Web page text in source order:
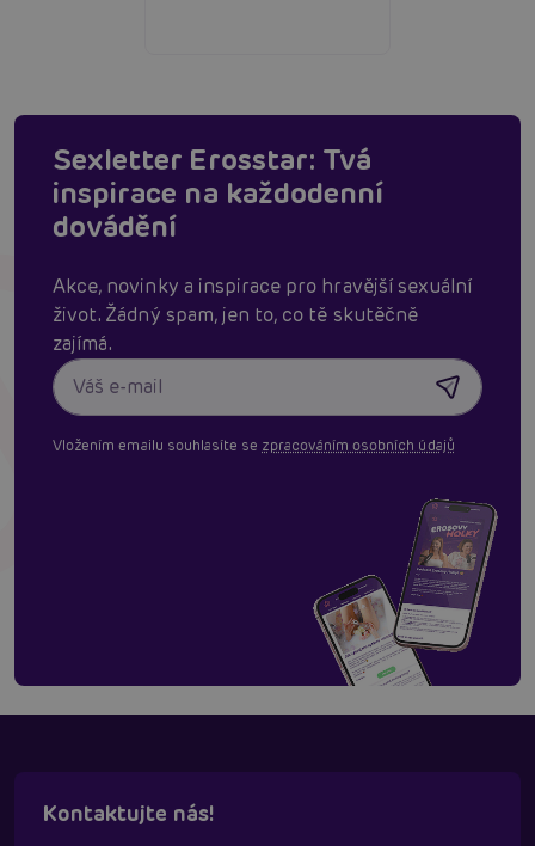
Sexletter Erosstar: Tvá
inspirace na každodenní
dovádění
Akce, novinky a inspirace pro hravější sexuální
život. Žádný spam, jen to, co tě skutěčně
zajímá.
Vložením emailu souhlasíte se zpracováním osobních údajů
Kontaktujte nás!